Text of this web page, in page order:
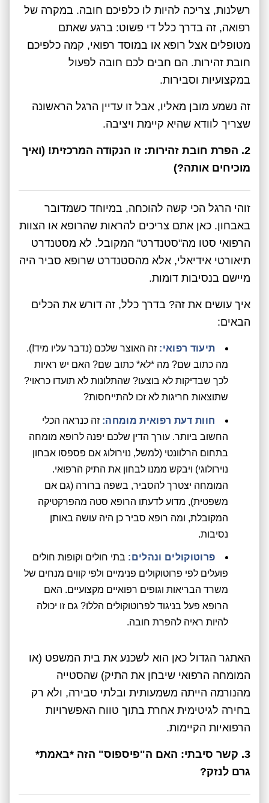
רשלנות, צריכה להיות לו כלפיכם חובה. במקרה של
רפואה, זה בדרך כלל די פשוט: ברגע שאתם
מטופלים אצל רופא או במוסד רפואי, קמה כלפיכם
חובת זהירות. הם חבים לכם חובה לפעול
במקצועיות וסבירות.
זה נשמע מובן מאליו, אבל זו עדיין הרגל הראשונה
שצריך לוודא שהיא קיימת ויציבה.
2. הפרת חובת זהירות: זו הנקודה המרכזית! (ואיך
מוכיחים אותה?)
זוהי הרגל הכי קשה להוכחה, במיוחד כשמדובר
באבחון. כאן אתם צריכים להראות שהרופא או הצוות
הרפואי סטו מה"סטנדרט" המקובל. לא מסטנדרט
תיאורטי אידיאלי, אלא מהסטנדרט שרופא סביר היה
מיישם בנסיבות דומות.
איך עושים את זה? בדרך כלל, זה דורש את הכלים
הבאים:
תיעוד רפואי: זה האוצר שלכם (נדבר עליו מיד!).
מה כתוב שם? מה *לא* כתוב שם? האם יש ראיות
לכך שבדיקות לא בוצעו? שהתלונות לא תועדו כראוי?
שתוצאות חריגות לא זכו להתייחסות?
חוות דעת רפואית מומחה: זה כנראה הכלי
החשוב ביותר. עורך הדין שלכם יפנה לרופא מומחה
בתחום הרלוונטי (למשל, נוירולוג אם פספסו אבחון
נוירולוגי) ויבקש ממנו לבחון את התיק הרפואי.
המומחה יצטרך להסביר, בשפה ברורה (גם אם
משפטית), מדוע לדעתו הרופא סטה מהפרקטיקה
המקובלת, ומה רופא סביר כן היה עושה באותן
נסיבות.
פרוטוקולים ונהלים: בתי חולים וקופות חולים
פועלים לפי פרוטוקולים פנימיים ולפי קווים מנחים של
משרד הבריאות וגופים רפואיים מקצועיים. האם
הרופא פעל בניגוד לפרוטוקולים הללו? גם זו יכולה
להיות ראיה להפרת חובה.
האתגר הגדול כאן הוא לשכנע את בית המשפט (או
המומחה הרפואי שיבחן את התיק) שהסטייה
מהנורמה הייתה משמעותית ובלתי סבירה, ולא רק
בחירה לגיטימית אחרת בתוך טווח האפשרויות
הרפואיות הקיימות.
3. קשר סיבתי: האם ה"פיספוס" הזה *באמת*
גרם לנזק?